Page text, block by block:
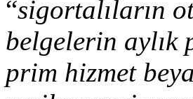
“sigortalıların
belgelerin aylık
prim hizmet